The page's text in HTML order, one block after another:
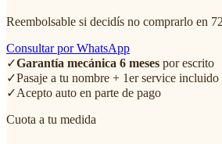
Reembolsable si decidís no comprarlo en
Consultar por WhatsApp
✓Garantía mecánica 6 meses por escrito
✓Pasaje a tu nombre + 1er service incluido
✓Acepto auto en parte de pago
Cuota a tu medida